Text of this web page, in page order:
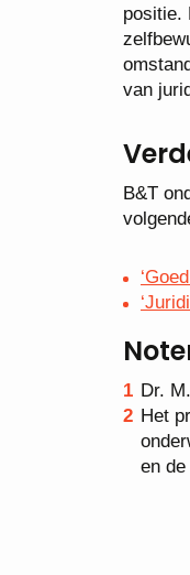
positie.
van
B&T
Dr.
Het
en